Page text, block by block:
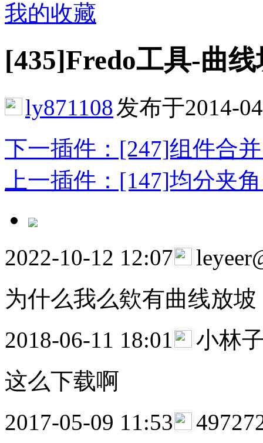
我的收藏
[435]Fredo工具-曲
ly871108发布于2014-
下一插件：[247]组件合并
上一插件：[147]均分夹
2022-10-12 12:07
为什么我么欸有曲线放坡
2018-06-11 18:01
小林
这么下载啊
2017-05-09 11:53